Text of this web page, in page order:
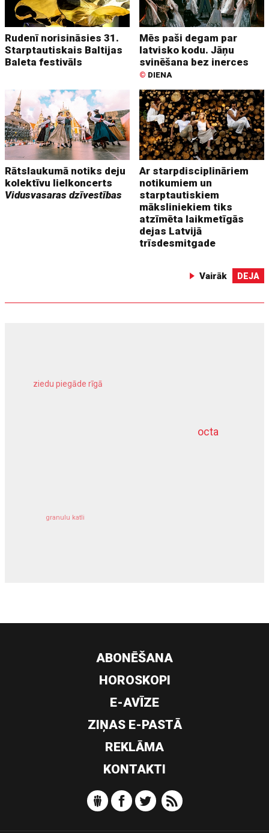
Rudenī norisināsies 31.
Starptautiskais Baltijas
Baleta festivāls
Mēs paši degam par
latvisko kodu. Jāņu
svinēšana bez inerces
© DIENA
Rātslaukumā notiks deju
kolektīvu lielkoncerts
Vidusvasaras dzīvestības
Ar starpdisciplināriem
notikumiem un
starptautiskiem
māksliniekiem tiks
atzīmēta laikmetīgās
dejas Latvijā
trīsdesmitgade
Vairāk DEJA
octa
ziedu piegāde rīgā
granulu katli
dziļurbums
ABONĒŠANA
HOROSKOPI
E-AVĪZE
ZIŅAS E-PASTĀ
REKLĀMA
KONTAKTI